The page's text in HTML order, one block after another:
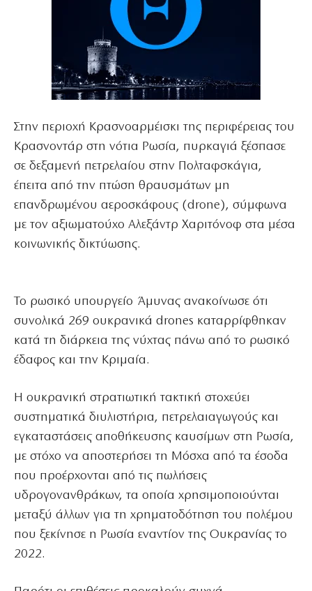
Στην περιοχή Κρασνοαρμέισκι της περιφέρειας του
Κρασνοντάρ στη νότια Ρωσία, πυρκαγιά ξέσπασε
σε δεξαμενή πετρελαίου στην Πολταφσκάγια,
έπειτα από την πτώση θραυσμάτων μη
επανδρωμένου αεροσκάφους (drone), σύμφωνα
με τον αξιωματούχο Αλεξάντρ Χαριτόνοφ στα μέσα
κοινωνικής δικτύωσης.
Το ρωσικό υπουργείο Άμυνας ανακοίνωσε ότι
συνολικά 269 ουκρανικά drones καταρρίφθηκαν
κατά τη διάρκεια της νύχτας πάνω από το ρωσικό
έδαφος και την Κριμαία.
Η ουκρανική στρατιωτική τακτική στοχεύει
συστηματικά διυλιστήρια, πετρελαιαγωγούς και
εγκαταστάσεις αποθήκευσης καυσίμων στη Ρωσία,
με στόχο να αποστερήσει τη Μόσχα από τα έσοδα
που προέρχονται από τις πωλήσεις
υδρογονανθράκων, τα οποία χρησιμοποιούνται
μεταξύ άλλων για τη χρηματοδότηση του πολέμου
που ξεκίνησε η Ρωσία εναντίον της Ουκρανίας το
2022.